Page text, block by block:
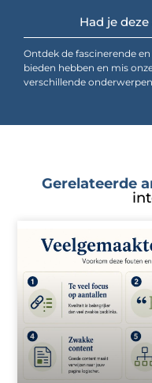
Had je
Ontdek de fascinerende
bieden hebben en mis
verschillende
Gerelateerde